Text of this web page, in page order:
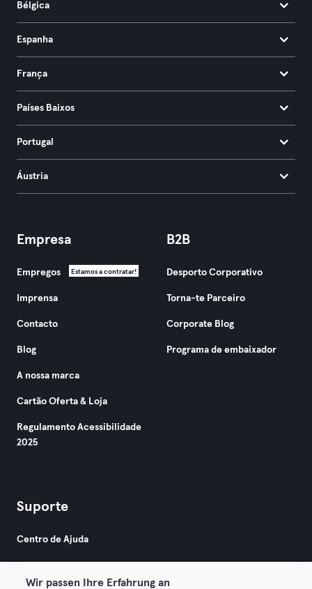
Bélgica
Espanha
França
Países Baixos
Portugal
Áustria
Empresa
Empregos Estamos a contratar!
Imprensa
Contacto
Blog
A nossa marca
Cartão Oferta & Loja
Regulamento Acessibilidade
2025
B2B
Desporto Corporativo
Torna-te Parceiro
Corporate Blog
Programa de embaixador
Suporte
Centro de Ajuda
Wir passen Ihre Erfahrung an